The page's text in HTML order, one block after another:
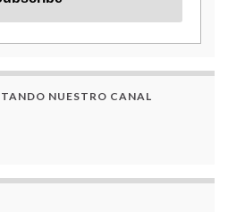
NUESTRO CANAL